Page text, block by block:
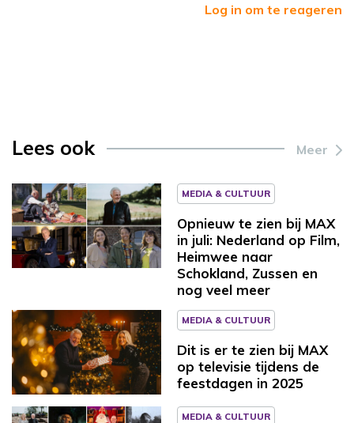
Log in om te reageren
Lees ook Meer
MEDIA & CULTUUR
Opnieuw te zien bij MAX
in juli: Nederland op Film,
Heimwee naar
Schokland, Zussen en
nog veel meer
MEDIA & CULTUUR
Dit is er te zien bij MAX
op televisie tijdens de
feestdagen in 2025
MEDIA & CULTUUR